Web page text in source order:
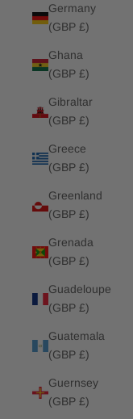
Germany
(GBP £)
Ghana
(GBP £)
Gibraltar
(GBP £)
Greece
(GBP £)
Greenland
(GBP £)
Grenada
(GBP £)
Guadeloupe
(GBP £)
Guatemala
(GBP £)
Guernsey
(GBP £)